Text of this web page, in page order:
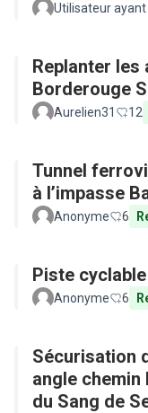
Utilisateur
Replanter
Borderouge
Aurelien31 12
Tunnel
à l’impasse
Anonyme 6
Piste
Anonyme 6
Sécurisation
angle chemin
du Sang de